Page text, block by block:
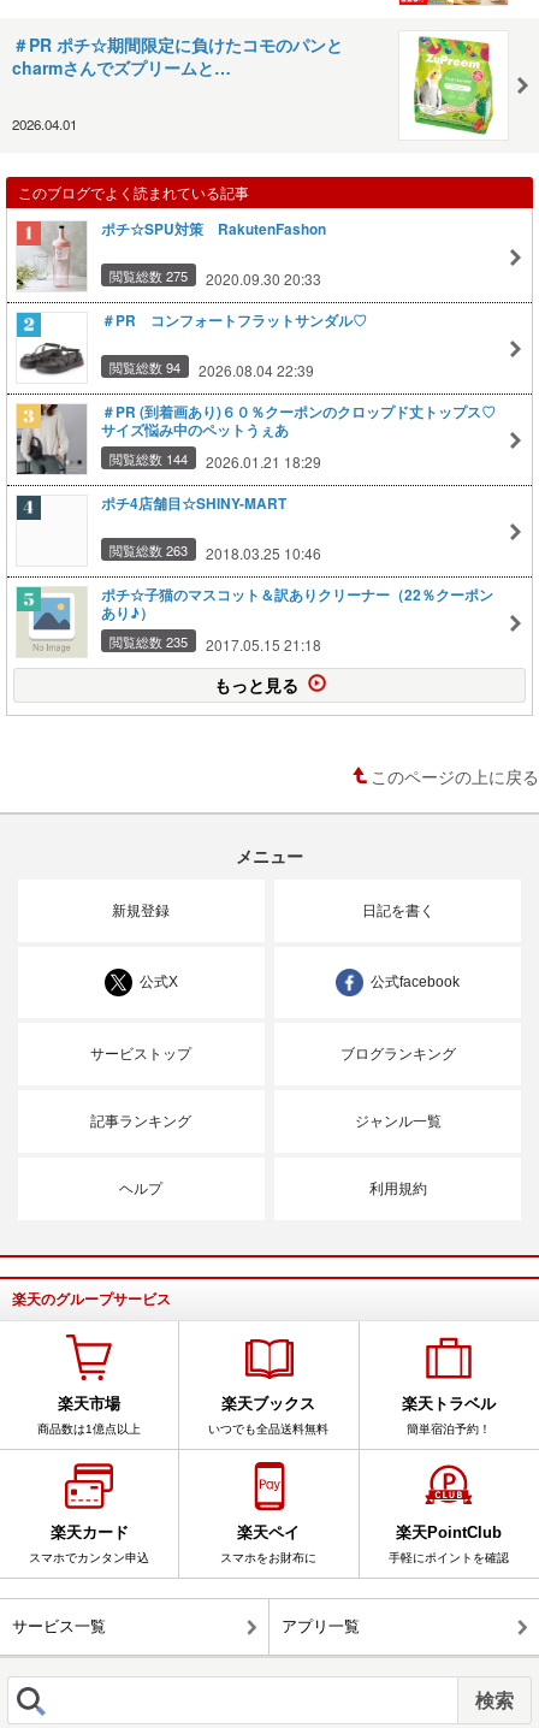
＃PR ポチ☆期間限定に負けたコモのパンと
charmさんでズプリームと…
2026.04.01
このブログでよく読まれている記事
ポチ☆SPU対策 RakutenFashon
閲覧総数 275 2020.09.30 20:33
＃PR コンフォートフラットサンダル♡
閲覧総数 94 2026.08.04 22:39
＃PR (到着画あり)６０％クーポンのクロップド丈トップス♡
サイズ悩み中のペットうぇあ
閲覧総数 144 2026.01.21 18:29
ポチ4店舗目☆SHINY-MART
閲覧総数 263 2018.03.25 10:46
ポチ☆子猫のマスコット＆訳ありクリーナー（22％クーポン
あり♪）
閲覧総数 235 2017.05.15 21:18
もっと見る
このページの上に戻る
メニュー
新規登録 日記を書く
公式X 公式facebook
サービストップ ブログランキング
記事ランキング ジャンル一覧
ヘルプ 利用規約
楽天のグループサービス
楽天市場
商品数は1億点以上
楽天ブックス
いつでも全品送料無料
楽天トラベル
簡単宿泊予約！
楽天カード
スマホでカンタン申込
楽天ペイ
スマホをお財布に
楽天PointClub
手軽にポイントを確認
サービス一覧 アプリ一覧